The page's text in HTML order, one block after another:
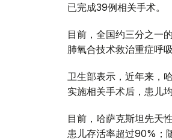
已完成39例相关手术。
目前，全国约三分之一
肺氧合技术救治重症呼
卫生部表示，近年来，
实施相关手术后，患儿
目前，哈萨克斯坦先天
患儿存活率超过90%；